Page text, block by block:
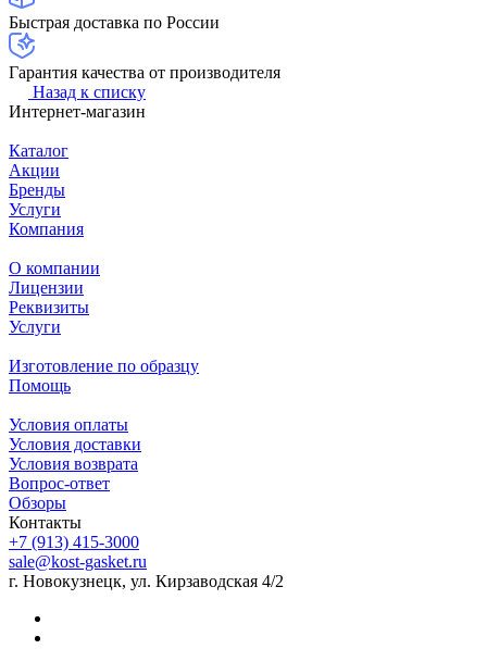
Быстрая доставка по России
Гарантия качества от производителя
Назад к списку
Интернет-магазин
Каталог
Акции
Бренды
Услуги
Компания
О компании
Лицензии
Реквизиты
Услуги
Изготовление по образцу
Помощь
Условия оплаты
Условия доставки
Условия возврата
Вопрос-ответ
Обзоры
Контакты
+7 (913) 415-3000
sale@kost-gasket.ru
г. Новокузнецк, ул. Кирзаводская 4/2